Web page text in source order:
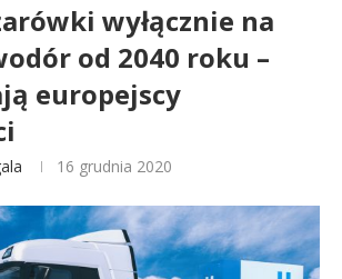
wyłącznie na
od 2040 roku –
europejscy
16 grudnia 2020